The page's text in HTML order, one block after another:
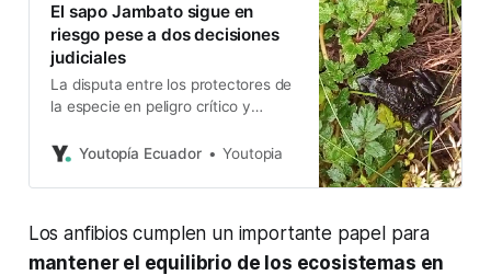
El sapo Jambato sigue en
riesgo pese a dos decisiones
judiciales
La disputa entre los protectores de
la especie en peligro crítico y
necesaria para Angamarca no
Youtopía Ecuador Youtopia
Los anfibios cumplen un importante papel para
mantener el equilibrio de los ecosistemas en